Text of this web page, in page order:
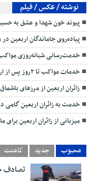
نوشته / عکس / فیلم
پیوند خون شهدا و عشق به
پیاده‌روی جاماندگان اربعین در
خدمت‌رسانی شبانه‌روزی مواکب
خدمات مواکب تا ۲روز پس از اربعین ادامه دارد
زائران اربعین از مرزهای
خدمت به زائران اربعین
میزبانی از زائران اربعین
محبوب جدید کامنت
تصادف جاده